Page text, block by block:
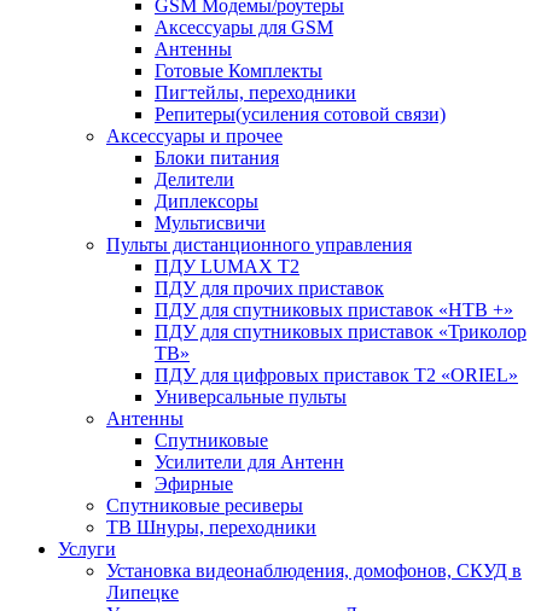
GSM Модемы/роутеры
Аксессуары для GSM
Антенны
Готовые Комплекты
Пигтейлы, переходники
Репитеры(усиления сотовой связи)
Аксессуары и прочее
Блоки питания
Делители
Диплексоры
Мультисвичи
Пульты дистанционного управления
ПДУ LUMAX Т2
ПДУ для прочих приставок
ПДУ для спутниковых приставок «НТВ +»
ПДУ для спутниковых приставок «Триколор
ТВ»
ПДУ для цифровых приставок Т2 «ORIEL»
Универсальные пульты
Антенны
Спутниковые
Усилители для Антенн
Эфирные
Спутниковые ресиверы
ТВ Шнуры, переходники
Услуги
Установка видеонаблюдения, домофонов, СКУД в
Липецке